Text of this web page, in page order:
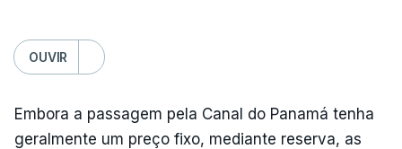
OUVIR
Embora a passagem pela Canal do Panamá tenha
geralmente um preço fixo, mediante reserva, as